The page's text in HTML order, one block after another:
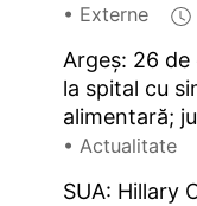
• Externe
Argeș: 26
la spital cu
alimentară;
• Actualitate
SUA: Hillary